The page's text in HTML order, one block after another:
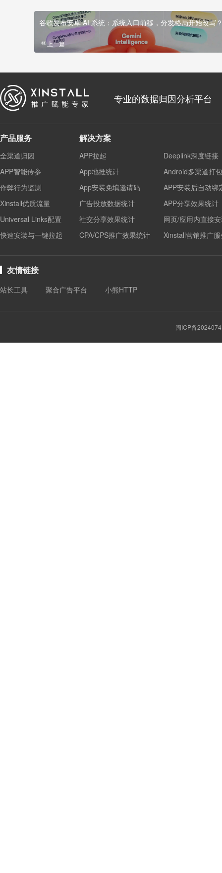
谷歌发布安卓 AI 系统：系统入口前移，分发格局开始改写
上一篇
专业的数据归因分析平台
产品服务
全渠道归因
APP智能传参
作弊行为监测
Xinstall优质流量
Universal Links配置
快速安装与一键拉起
解决方案
APP拉起
Deeplink深度链接
App地推统计
Android多渠道打包
App安装免填邀请码
APP安装后自动绑
广告投放数据统计
APP分享效果统计
社交分享效果统计
网页/应用内直接
CPA/CPS推广效果统计
Xinstall营销推广
友情链接
站长工具 聚合广告平台 小熊HTTP
闽ICP备